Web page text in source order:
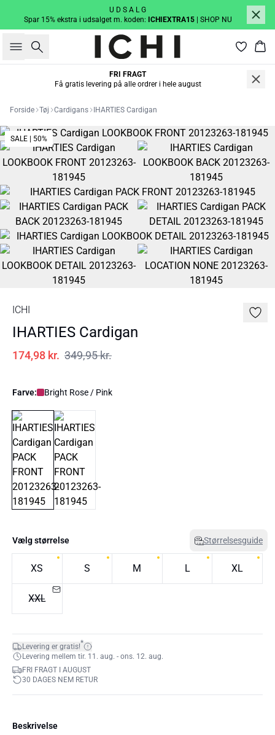
U D S A L G
Spar 15% ekstra i udsalget m. koden: ICHIEXTRA15| SHOP NU
Søg
FRI FRAGT
Få gratis levering på alle ordrer i hele august
Forside Tøj Cardigans IHARTIES Cardigan
SALE | 50%
ICHI
IHARTIES Cardigan
174,98 kr. 349,95 kr.
Farve: Bright Rose / Pink
Vælg størrelse Størrelsesguide
XS S M L XL
XXL
Levering er gratis!*
Levering mellem tir. 11. aug. - ons. 12. aug.
FRI FRAGT I AUGUST
30 DAGES NEM RETUR
Beskrivelse